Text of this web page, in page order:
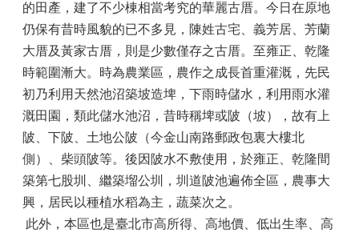
的田產，建了不少棟相當考究的華麗古厝。今日在原地
仍保有昔時風貌的已不多見，陳姓古宅、義芳居、芳蘭
大厝及黃家古厝，則是少數僅存之古厝。至雍正、乾隆
時範圍漸大。時為農業區，農作之成長首重灌溉，先民
初乃利用天然池沼築坡造埤，下雨時儲水，利用雨水灌
溉田園，類此儲水池沼，昔時稱埤或陂（坡），故有上
陂、下陂、土地公陂（今金山南路郵政包裏大樓北
側）、柴頭陂等。後因陂水不敷使用，於雍正、乾隆間
築第七股圳、繼築塯公圳，圳道陂池遍佈全區，農事大
興，居民以種植水稻為主，蔬菜次之。
此外，本區也是臺北市高所得、高地價、低出生率、高